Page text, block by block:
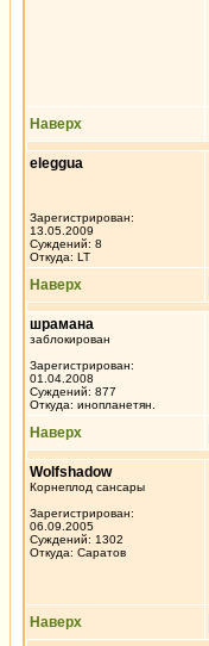
Наверх
eleggua
Зарегистрирован:
13.05.2009
Суждений: 8
Откуда: LT
Наверх
шрамана
заблокирован
Зарегистрирован:
01.04.2008
Суждений: 877
Откуда: инопланетян.
Наверх
Wolfshadow
Корнеплод сансары
Зарегистрирован:
06.09.2005
Суждений: 1302
Откуда: Саратов
Наверх